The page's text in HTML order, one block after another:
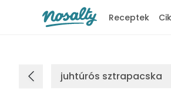
Receptek
juhtúrós sztrapacska